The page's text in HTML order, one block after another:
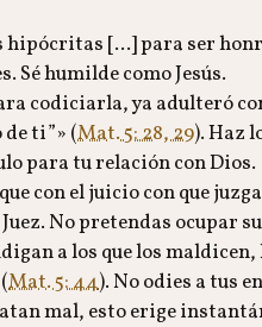
[...] para ser
Sé humilde como Jesús.
codiciarla, ya adulteró
de ti”» (Mat. 5: 28, 29). Haz
para tu relación con Dios.
con el juicio con que
No pretendas ocupar
a los que los
Mat. 5: 44). No odies a tus
mal, esto erige